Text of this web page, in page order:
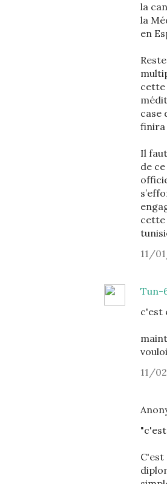
la
la
en
cette
case
finira
Il
de
cette
11/
Tun-
c'est
11/
C'est